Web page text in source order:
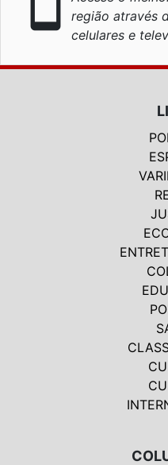
região através
celulares e